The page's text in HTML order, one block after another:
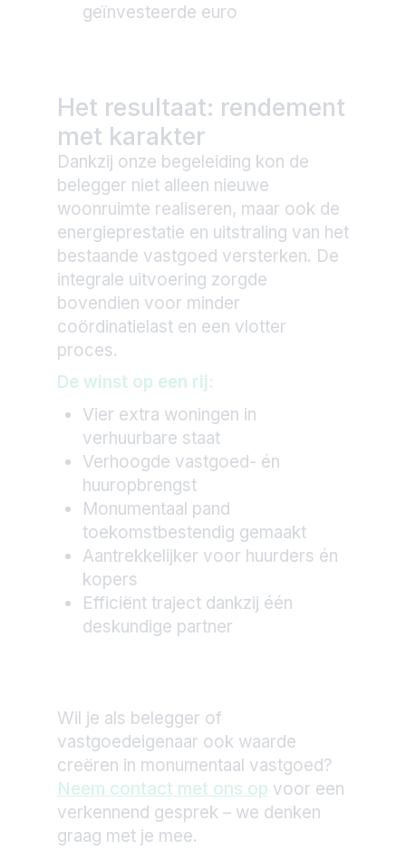
geïnvesteerde euro
Het resultaat: rendement
met karakter
Dankzij onze begeleiding kon de
belegger niet alleen nieuwe
woonruimte realiseren, maar ook de
energieprestatie en uitstraling van het
bestaande vastgoed versterken. De
integrale uitvoering zorgde
bovendien voor minder
coördinatielast en een vlotter
proces.
De winst op een rij:
Vier extra woningen in
verhuurbare staat
Verhoogde vastgoed- én
huuropbrengst
Monumentaal pand
toekomstbestendig gemaakt
Aantrekkelijker voor huurders én
kopers
Efficiënt traject dankzij één
deskundige partner
Wil je als belegger of
vastgoedeigenaar ook waarde
creëren in monumentaal vastgoed?
Neem contact met ons op voor een
verkennend gesprek – we denken
graag met je mee.